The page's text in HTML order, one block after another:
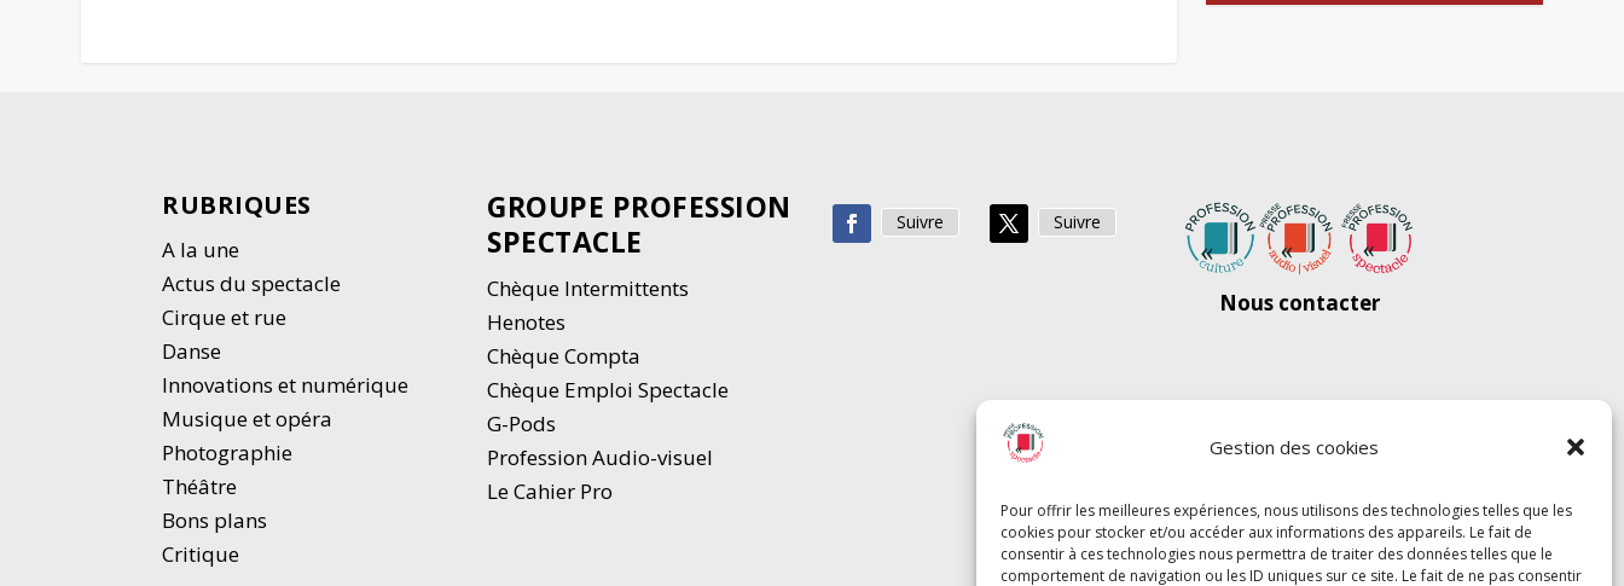
Gestion des cookies
Pour offrir les meilleures expériences, nous utilisons des technologies telles que les
cookies pour stocker et/ou accéder aux informations des appareils. Le fait de
consentir à ces technologies nous permettra de traiter des données telles que le
comportement de navigation ou les ID uniques sur ce site. Le fait de ne pas consentir
RUBRIQUES
A la une
Actus du spectacle
Cirque et rue
Danse
Innovations et numérique
Musique et opéra
Photographie
Théâtre
Bons plans
Critique
GROUPE PROFESSION
SPECTACLE
Chèque Intermittents
Henotes
Chèque Compta
Chèque Emploi Spectacle
G-Pods
Profession Audio-visuel
Le Cahier Pro
Suivre Suivre
Nous contacter